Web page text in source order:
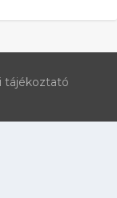
tájékoztató